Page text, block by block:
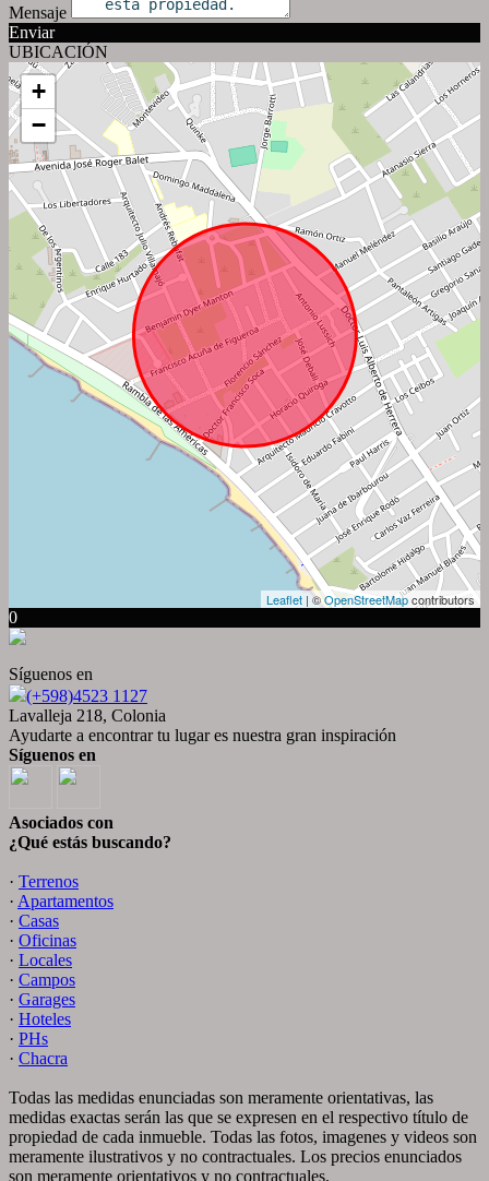
Mensaje
Enviar
UBICACIÓN
+
−
Leaflet | ©OpenStreetMapcontributors
0
Síguenos en
(+598)4523 1127
Lavalleja 218, Colonia
Ayudarte a encontrar tu lugar es nuestra gran inspiración
Síguenos en
Asociados con
¿Qué estás buscando?
· Terrenos
· Apartamentos
· Casas
· Oficinas
· Locales
· Campos
· Garages
· Hoteles
· PHs
· Chacra
Todas las medidas enunciadas son meramente orientativas, las
medidas exactas serán las que se expresen en el respectivo título de
propiedad de cada inmueble. Todas las fotos, imagenes y videos son
meramente ilustrativos y no contractuales. Los precios enunciados
son meramente orientativos y no contractuales.